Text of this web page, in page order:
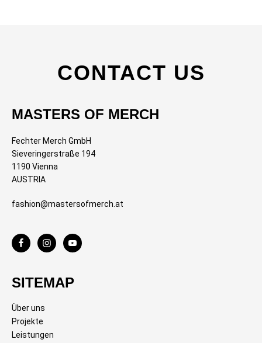
CONTACT US
MASTERS OF MERCH
Fechter Merch GmbH
Sieveringerstraße 194
1190 Vienna
AUSTRIA
fashion@mastersofmerch.at
SITEMAP
Über uns
Projekte
Leistungen